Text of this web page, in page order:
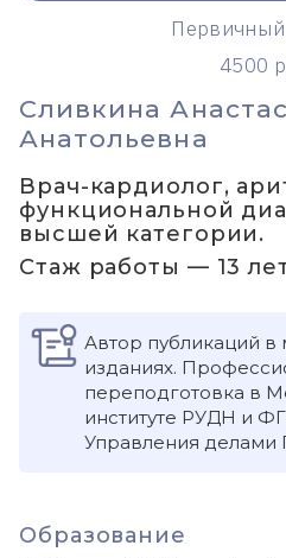
4500
Сливкина
Анатольевна
Врач-кардиолог,
функциональной
высшей категории.
Стаж работы — 13
Автор публикаций в
изданиях.
переподготовка в
институте РУДН и
Управления
Образование